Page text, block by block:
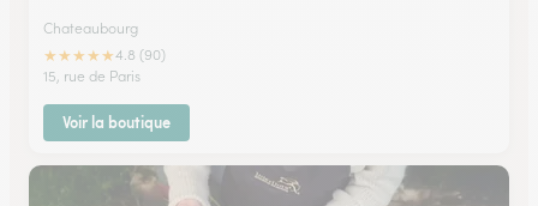
Chateaubourg
★★★★★4.8 (90)
15, rue de Paris
Voir la boutique